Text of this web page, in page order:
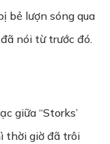
bẻ lượn sóng qua
nói từ trước đó.
giữa “Storks’
thời giờ đã trôi